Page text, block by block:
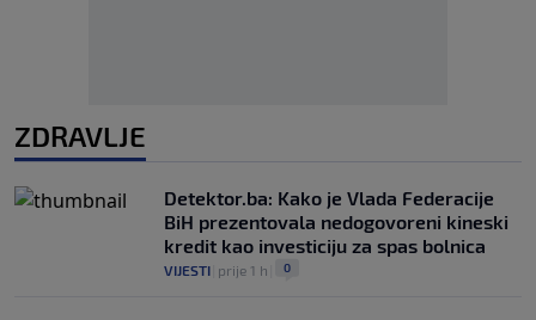
ZDRAVLJE
Detektor.ba: Kako je Vlada Federacije
BiH prezentovala nedogovoreni kineski
kredit kao investiciju za spas bolnica
VIJESTI prije 1 h 0